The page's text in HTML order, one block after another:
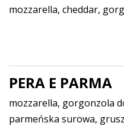
mozzarella, cheddar,
PERA E PARMA
mozzarella, gorgonzola
parmeńska surowa,